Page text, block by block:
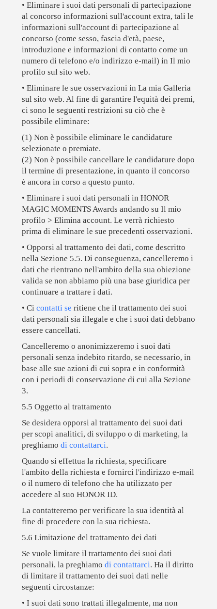
• Eliminare i suoi dati personali di partecipazione
al concorso informazioni sull'account extra, tali le
informazioni sull'account di partecipazione al
concorso (come sesso, fascia d'età, paese,
introduzione e informazioni di contatto come un
numero di telefono e/o indirizzo e-mail) in Il mio
profilo sul sito web.
• Eliminare le sue osservazioni in La mia Galleria
sul sito web. Al fine di garantire l'equità dei premi,
ci sono le seguenti restrizioni su ciò che è
possibile eliminare:
(1) Non è possibile eliminare le candidature
selezionate o premiate.
(2) Non è possibile cancellare le candidature dopo
il termine di presentazione, in quanto il concorso
è ancora in corso a questo punto.
• Eliminare i suoi dati personali in HONOR
MAGIC MOMENTS Awards andando su Il mio
profilo > Elimina account. Le verrà richiesto
prima di eliminare le sue precedenti osservazioni.
• Opporsi al trattamento dei dati, come descritto
nella Sezione 5.5. Di conseguenza, cancelleremo i
dati che rientrano nell'ambito della sua obiezione
valida se non abbiamo più una base giuridica per
continuare a trattare i dati.
• Ci contatti se ritiene che il trattamento dei suoi
dati personali sia illegale e che i suoi dati debbano
essere cancellati.
Cancelleremo o anonimizzeremo i suoi dati
personali senza indebito ritardo, se necessario, in
base alle sue azioni di cui sopra e in conformità
con i periodi di conservazione di cui alla Sezione
3.
5.5 Oggetto al trattamento
Se desidera opporsi al trattamento dei suoi dati
per scopi analitici, di sviluppo o di marketing, la
preghiamo di contattarci.
Quando si effettua la richiesta, specificare
l'ambito della richiesta e fornirci l'indirizzo e-mail
o il numero di telefono che ha utilizzato per
accedere al suo HONOR ID.
La contatteremo per verificare la sua identità al
fine di procedere con la sua richiesta.
5.6 Limitazione del trattamento dei dati
Se vuole limitare il trattamento dei suoi dati
personali, la preghiamo di contattarci. Ha il diritto
di limitare il trattamento dei suoi dati nelle
seguenti circostanze:
• I suoi dati sono trattati illegalmente, ma non